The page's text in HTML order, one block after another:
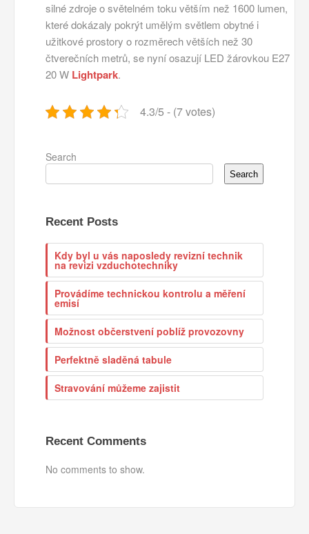
silné zdroje o světelném toku větším než 1600 lumen,
které dokázaly pokrýt umělým světlem obytné i
užitkové prostory o rozměrech větších než 30
čtverečních metrů, se nyní osazují LED žárovkou E27
20 W Lightpark.
4.3/5 - (7 votes)
Search
Search
Recent Posts
Kdy byl u vás naposledy revizní technik
na revizi vzduchotechniky
Provádíme technickou kontrolu a měření
emisí
Možnost občerstvení poblíž provozovny
Perfektně sladěná tabule
Stravování můžeme zajistit
Recent Comments
No comments to show.